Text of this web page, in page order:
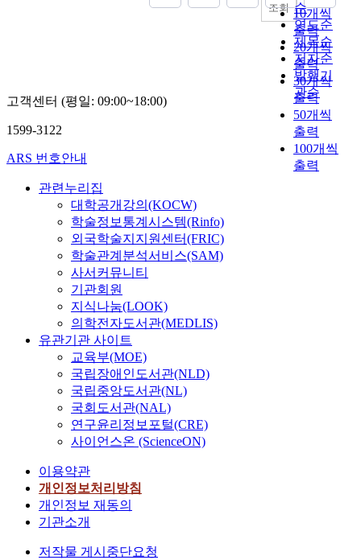
순
연도순
제목순
저자순
발행기
관순
10개씩
출력
20개씩
출력
30개씩
출력
50개씩
출력
100개씩
출력
조회
고객센터 (평일: 09:00~18:00)
1599-3122
ARS 번호안내
관련누리집
대학공개강의(KOCW)
학술정보통계시스템(Rinfo)
외국학술지지원센터(FRIC)
학술관계분석서비스(SAM)
사서커뮤니티
기관회원
지식나눔(LOOK)
의학전자도서관(MEDLIS)
유관기관 사이트
교육부(MOE)
국립장애인도서관(NLD)
국립중앙도서관(NL)
국회도서관(NAL)
연구윤리정보포털(CRE)
사이언스온 (ScienceON)
이용약관
개인정보처리방침
개인정보 재동의
기관소개
저작물 게시중단요청